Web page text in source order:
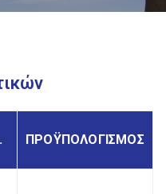
ΠΡΟΫΠΟΛΟΓΙΣΜΟΣ